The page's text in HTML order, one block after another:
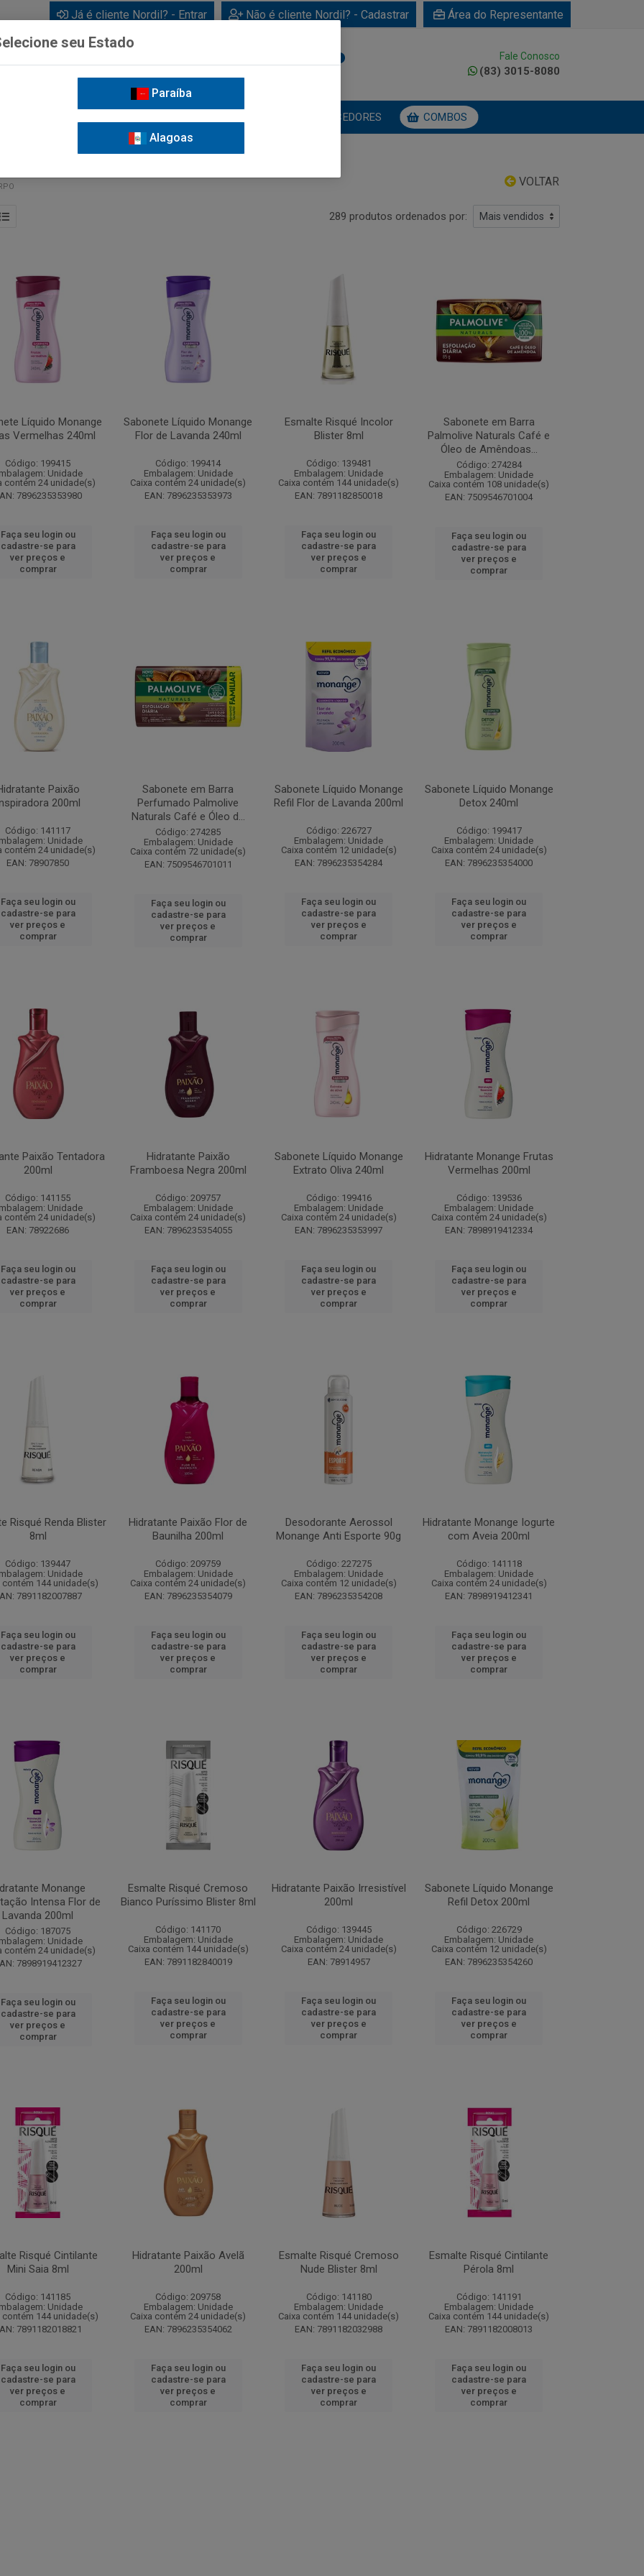
Já é cliente Nordil? - Entrar Não é cliente Nordil? - Cadastrar Área do Representante
Fale Conosco
(83) 3015-8080
FORNECEDORES COMBOS
VOLTAR
289 produtos ordenados por:
Líquido Monange
Vermelhas 240ml
Código: 199415
Unidade
contém 24 unidade(s)
7896235353980
Faça seu login ou
cadastre-se para
ver preços e
comprar
Sabonete Líquido Monange
Flor de Lavanda 240ml
Código: 199414
Embalagem: Unidade
Caixa contém 24 unidade(s)
EAN: 7896235353973
Faça seu login ou
cadastre-se para
ver preços e
comprar
Esmalte Risqué Incolor
Blister 8ml
Código: 139481
Embalagem: Unidade
Caixa contém 144 unidade(s)
EAN: 7891182850018
Faça seu login ou
cadastre-se para
ver preços e
comprar
Sabonete em Barra
Palmolive Naturals Café e
Óleo de Amêndoas...
Código: 274284
Embalagem: Unidade
Caixa contém 108 unidade(s)
EAN: 7509546701004
Faça seu login ou
cadastre-se para
ver preços e
comprar
Paixão
200ml
Código: 141117
Unidade
contém 24 unidade(s)
EAN: 78907850
Faça seu login ou
cadastre-se para
ver preços e
comprar
Sabonete em Barra
Perfumado Palmolive
Naturals Café e Óleo d...
Código: 274285
Embalagem: Unidade
Caixa contém 72 unidade(s)
EAN: 7509546701011
Faça seu login ou
cadastre-se para
ver preços e
comprar
Sabonete Líquido Monange
Refil Flor de Lavanda 200ml
Código: 226727
Embalagem: Unidade
Caixa contém 12 unidade(s)
EAN: 7896235354284
Faça seu login ou
cadastre-se para
ver preços e
comprar
Sabonete Líquido Monange
Detox 240ml
Código: 199417
Embalagem: Unidade
Caixa contém 24 unidade(s)
EAN: 7896235354000
Faça seu login ou
cadastre-se para
ver preços e
comprar
Paixão Tentadora
200ml
Código: 141155
Unidade
contém 24 unidade(s)
EAN: 78922686
Faça seu login ou
cadastre-se para
ver preços e
comprar
Hidratante Paixão
Framboesa Negra 200ml
Código: 209757
Embalagem: Unidade
Caixa contém 24 unidade(s)
EAN: 7896235354055
Faça seu login ou
cadastre-se para
ver preços e
comprar
Sabonete Líquido Monange
Extrato Oliva 240ml
Código: 199416
Embalagem: Unidade
Caixa contém 24 unidade(s)
EAN: 7896235353997
Faça seu login ou
cadastre-se para
ver preços e
comprar
Hidratante Monange Frutas
Vermelhas 200ml
Código: 139536
Embalagem: Unidade
Caixa contém 24 unidade(s)
EAN: 7898919412334
Faça seu login ou
cadastre-se para
ver preços e
comprar
Risqué Renda Blister
8ml
Código: 139447
Unidade
contém 144 unidade(s)
7891182007887
Faça seu login ou
cadastre-se para
ver preços e
comprar
Hidratante Paixão Flor de
Baunilha 200ml
Código: 209759
Embalagem: Unidade
Caixa contém 24 unidade(s)
EAN: 7896235354079
Faça seu login ou
cadastre-se para
ver preços e
comprar
Desodorante Aerossol
Monange Anti Esporte 90g
Código: 227275
Embalagem: Unidade
Caixa contém 12 unidade(s)
EAN: 7896235354208
Faça seu login ou
cadastre-se para
ver preços e
comprar
Hidratante Monange Iogurte
com Aveia 200ml
Código: 141118
Embalagem: Unidade
Caixa contém 24 unidade(s)
EAN: 7898919412341
Faça seu login ou
cadastre-se para
ver preços e
comprar
Monange
Intensa Flor de
Lavanda 200ml
Código: 187075
Unidade
contém 24 unidade(s)
7898919412327
Faça seu login ou
cadastre-se para
ver preços e
comprar
Esmalte Risqué Cremoso
Bianco Puríssimo Blister 8ml
Código: 141170
Embalagem: Unidade
Caixa contém 144 unidade(s)
EAN: 7891182840019
Faça seu login ou
cadastre-se para
ver preços e
comprar
Hidratante Paixão Irresistível
200ml
Código: 139445
Embalagem: Unidade
Caixa contém 24 unidade(s)
EAN: 78914957
Faça seu login ou
cadastre-se para
ver preços e
comprar
Sabonete Líquido Monange
Refil Detox 200ml
Código: 226729
Embalagem: Unidade
Caixa contém 12 unidade(s)
EAN: 7896235354260
Faça seu login ou
cadastre-se para
ver preços e
comprar
Risqué Cintilante
Mini Saia 8ml
Código: 141185
Unidade
contém 144 unidade(s)
7891182018821
Faça seu login ou
cadastre-se para
ver preços e
comprar
Hidratante Paixão Avelã
200ml
Código: 209758
Embalagem: Unidade
Caixa contém 24 unidade(s)
EAN: 7896235354062
Faça seu login ou
cadastre-se para
ver preços e
comprar
Esmalte Risqué Cremoso
Nude Blister 8ml
Código: 141180
Embalagem: Unidade
Caixa contém 144 unidade(s)
EAN: 7891182032988
Faça seu login ou
cadastre-se para
ver preços e
comprar
Esmalte Risqué Cintilante
Pérola 8ml
Código: 141191
Embalagem: Unidade
Caixa contém 144 unidade(s)
EAN: 7891182008013
Faça seu login ou
cadastre-se para
ver preços e
comprar
seu Estado
Paraíba
Alagoas